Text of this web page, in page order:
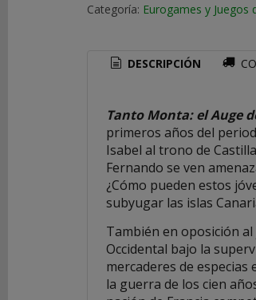
ENVÍO
Consultar
CARRITO
carrito
compra
vacío
Categoría: Eurogames y Juegos
DESCRIPCIÓN
Tanto Monta: el Auge
primeros años del
Isabel al trono de
Fernando se ven
¿Cómo pueden estos
subyugar las islas
También en oposición
Occidental bajo la
mercaderes de
la guerra de los cien